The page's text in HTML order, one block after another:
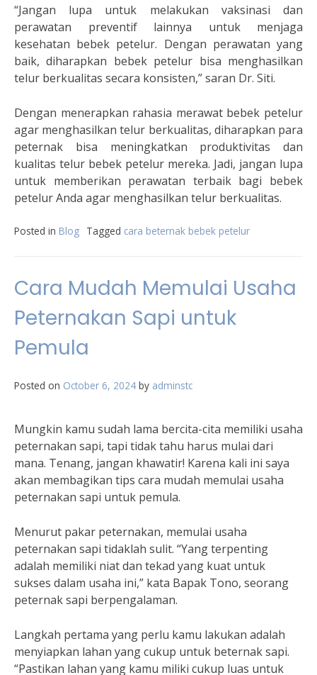
“Jangan lupa untuk melakukan vaksinasi dan
perawatan preventif lainnya untuk menjaga
kesehatan bebek petelur. Dengan perawatan yang
baik, diharapkan bebek petelur bisa menghasilkan
telur berkualitas secara konsisten,” saran Dr. Siti.
Dengan menerapkan rahasia merawat bebek petelur
agar menghasilkan telur berkualitas, diharapkan para
peternak bisa meningkatkan produktivitas dan
kualitas telur bebek petelur mereka. Jadi, jangan lupa
untuk memberikan perawatan terbaik bagi bebek
petelur Anda agar menghasilkan telur berkualitas.
Posted in Blog Tagged cara beternak bebek petelur
Cara Mudah Memulai Usaha
Peternakan Sapi untuk
Pemula
Posted on October 6, 2024 by adminstc
Mungkin kamu sudah lama bercita-cita memiliki usaha
peternakan sapi, tapi tidak tahu harus mulai dari
mana. Tenang, jangan khawatir! Karena kali ini saya
akan membagikan tips cara mudah memulai usaha
peternakan sapi untuk pemula.
Menurut pakar peternakan, memulai usaha
peternakan sapi tidaklah sulit. “Yang terpenting
adalah memiliki niat dan tekad yang kuat untuk
sukses dalam usaha ini,” kata Bapak Tono, seorang
peternak sapi berpengalaman.
Langkah pertama yang perlu kamu lakukan adalah
menyiapkan lahan yang cukup untuk beternak sapi.
“Pastikan lahan yang kamu miliki cukup luas untuk